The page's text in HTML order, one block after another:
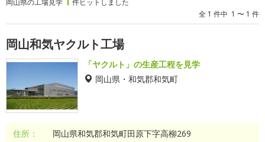
岡山県の工場見学
件ヒットしました
全 1 件中 1 〜 1 件
岡山和気ヤクルト工場
「ヤクルト」の生産工程を見学
岡山県・和気郡和気町
住所：
岡山県和気郡和気町田原下字高柳269